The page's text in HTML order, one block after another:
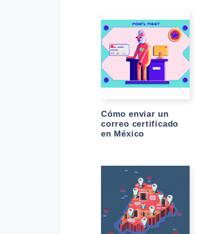
Cómo enviar un
correo certificado
en México